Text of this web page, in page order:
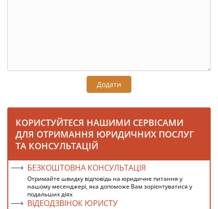
Додати
КОРИСТУЙТЕСЯ НАШИМИ СЕРВІСАМИ
ДЛЯ ОТРИМАННЯ ЮРИДИЧНИХ ПОСЛУГ
ТА КОНСУЛЬТАЦІЙ
БЕЗКОШТОВНА КОНСУЛЬТАЦІЯ
Отримайте швидку відповідь на юридичне питання у
нашому месенджері, яка допоможе Вам зорієнтуватися у
подальших діях
ВІДЕОДЗВІНОК ЮРИСТУ